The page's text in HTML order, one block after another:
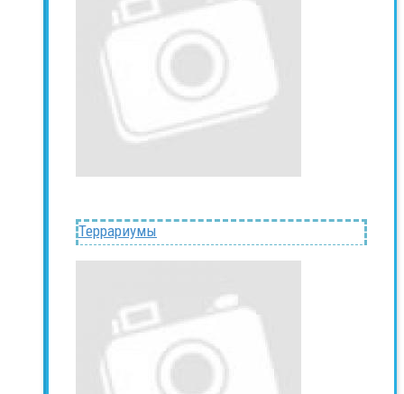
Террариумы